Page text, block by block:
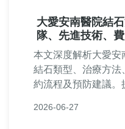
大愛安南醫院結
隊、先進技術、
本文深度解析大愛安
結石類型、治療方法
約流程及預防建議。
內容基於真實資訊，
2026-06-27